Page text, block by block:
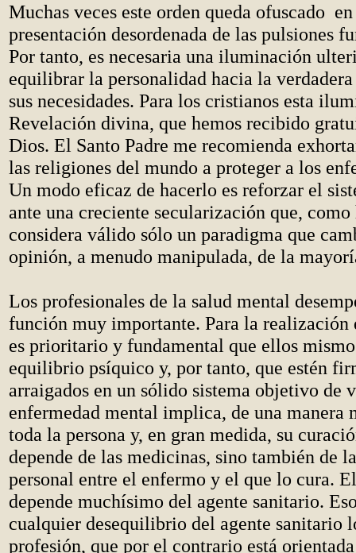
Muchas veces este orden queda ofuscado
presentación desordenada de las pulsiones
Por tanto, es necesaria una iluminación
equilibrar la personalidad hacia la
sus necesidades. Para los cristianos esta
Revelación divina, que hemos recibido
Dios. El Santo Padre me recomienda
las religiones del mundo a proteger a los
Un modo eficaz de hacerlo es reforzar el
ante una creciente secularización que,
considera válido sólo un paradigma que
opinión, a menudo manipulada, de la
Los profesionales de la salud mental
función muy importante. Para la realización
es prioritario y fundamental que ellos
equilibrio psíquico y, por tanto, que estén
arraigados en un sólido sistema objetivo de
enfermedad mental implica, de una manera
toda la persona y, en gran medida, su
depende de las medicinas, sino también de
personal entre el enfermo y el que lo cura.
depende muchísimo del agente sanitario.
cualquier desequilibrio del agente sanitario
profesión, que por el contrario está